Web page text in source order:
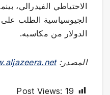
الاحتياطي الفيدرالي،
الجيوسياسية الطلب
الدولار من مكاسبه.
المصدر:
Post Views: 19